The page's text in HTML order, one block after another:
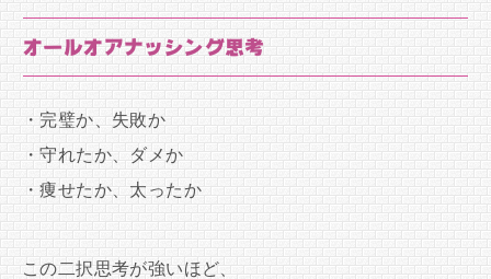
オールオアナッシング思考
・完璧か、失敗か
・守れたか、ダメか
・痩せたか、太ったか
この二択思考が強いほど、